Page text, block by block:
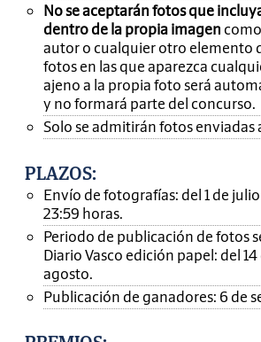
No se aceptarán fotos que
dentro de la propia imagen
autor o cualquier otro elemento
fotos en las que aparezca
ajeno a la propia foto será
y no formará parte del concurso.
Solo se admitirán fotos enviadas
PLAZOS:
Envío de fotografías: del 1 de
23:59 horas.
Periodo de publicación de fotos
Diario Vasco edición papel: del 14
agosto.
Publicación de ganadores: 6 de